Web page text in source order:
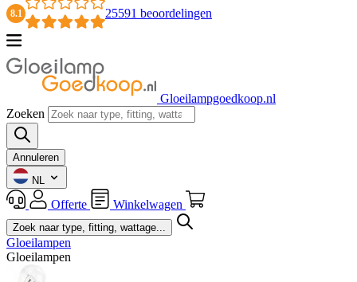
8.1 25591 beoordelingen
Gloeilampgoedkoop.nl
Zoeken
Annuleren
NL
Offerte Winkelwagen
Gloeilampen
Gloeilampen